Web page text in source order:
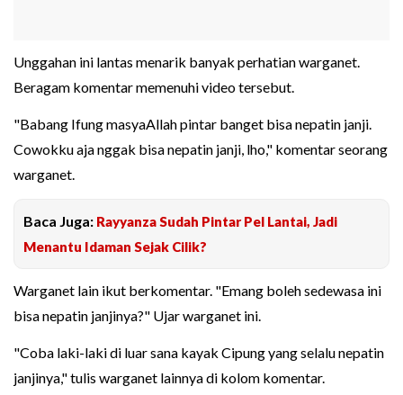
Unggahan ini lantas menarik banyak perhatian warganet.
Beragam komentar memenuhi video tersebut.
"Babang Ifung masyaAllah pintar banget bisa nepatin janji.
Cowokku aja nggak bisa nepatin janji, lho," komentar seorang
warganet.
Baca Juga: Rayyanza Sudah Pintar Pel Lantai, Jadi
Menantu Idaman Sejak Cilik?
Warganet lain ikut berkomentar. "Emang boleh sedewasa ini
bisa nepatin janjinya?" Ujar warganet ini.
"Coba laki-laki di luar sana kayak Cipung yang selalu nepatin
janjinya," tulis warganet lainnya di kolom komentar.